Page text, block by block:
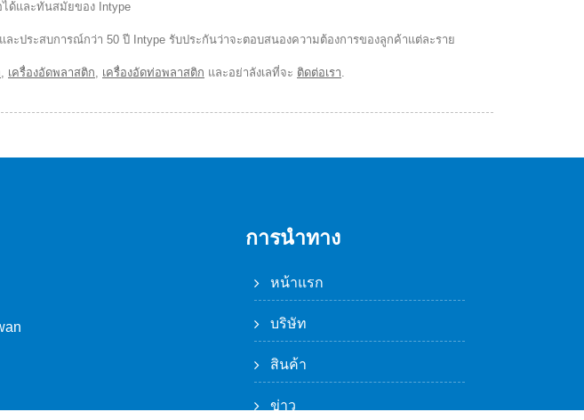
ด้และทันสมัยของ Intype
ประสบการณ์กว่า 50 ปี Intype รับประกันว่าจะตอบสนองความต้องการของลูกค้าแต่ละราย
เครื่องอัดพลาสติก เครื่องอัดท่อพลาสติก และอย่าลังเลที่จะ ติดต่อเรา
การนำทาง
หน้าแรก
บริษัท
สินค้า
ข่าว